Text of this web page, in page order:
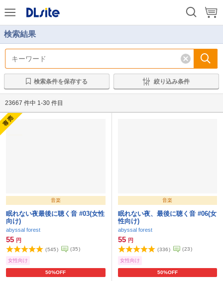
検索結果
検索条件を保存する 絞り込み条件
23667 件中 1-30 件目
音楽
眠れない夜最後に聴く音 #03(女性
向け)
abyssal forest
55 円
50%OFF
(545) (35)
女性向け
音楽
眠れない夜、最後に聴く音 #06(女
性向け)
abyssal forest
55 円
50%OFF
(336) (23)
女性向け
次